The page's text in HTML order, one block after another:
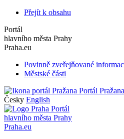
Přejít k obsahu
Portál
hlavního města Prahy
Praha.eu
Povinně zveřejňované
Městské části
Portál Pražana
Česky English
Portál
hlavního města Prahy
Praha.eu